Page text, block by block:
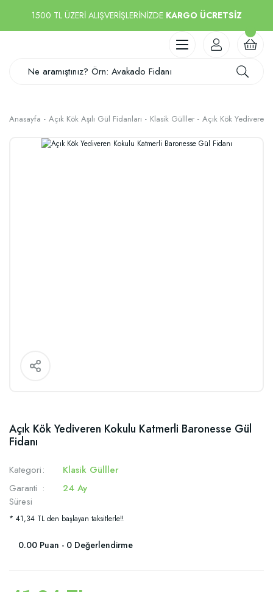
1500 TL ÜZERİ ALIŞVERİŞLERİNİZDE KARGO ÜCRETSİZ
Anasayfa Açık Kök Aşılı Gül Fidanları Klasik Gülller Açık Kök Yediveren
Açık Kök Yediveren Kokulu Katmerli Baronesse Gül
Fidanı
Kategori
Klasik Gülller
Garanti
Süresi
24 Ay
* 41,34 TL den başlayan taksitlerle!!
0.00 Puan - 0 Değerlendirme